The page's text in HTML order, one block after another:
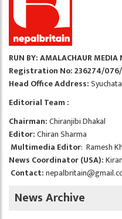
RUN BY: AMALACHAUR
Registration No: 236274/
Head Office Address:
Editorial Team :
Chairman:Chiranjibi Dhakal
Editor:Chiran Sharma
Multimedia Editor: Ramesh
News Coordinator (USA):
Contact:
News Archive